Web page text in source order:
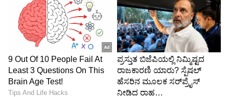
ತಂದಿತ್ತು.